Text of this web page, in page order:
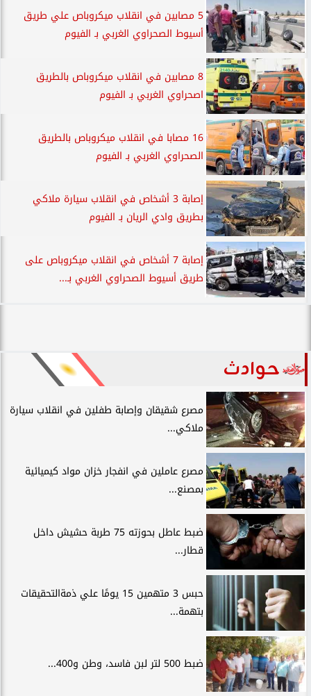
5 مصابين في انقلاب ميكروباص علي طريق
أسيوط الصحراوي الغربي بـ الفيوم
8 مصابين في انقلاب ميكروباص بالطريق
اصحراوي الغربي بـ الفيوم
16 مصابا في انقلاب ميكروباص بالطريق
الصحراوي الغربي بـ الفيوم
إصابة 3 أشخاص في انقلاب سيارة ملاكي
بطريق وادي الريان بـ الفيوم
إصابة 7 أشخاص في انقلاب ميكروباص على
طريق أسيوط الصحراوي الغربي بـ...
حوادث
مصرع شقيقان وإصابة طفلين في انقلاب سيارة
ملاكي...
مصرع عاملين في انفجار خزان مواد كيميائية
بمصنع...
ضبط عاطل بحوزته 75 طربة حشيش داخل
قطار...
حبس 3 متهمين 15 يومًا علي ذمةالتحقيقات
بتهمة...
ضبط 500 لتر لبن فاسد، وطن و400...